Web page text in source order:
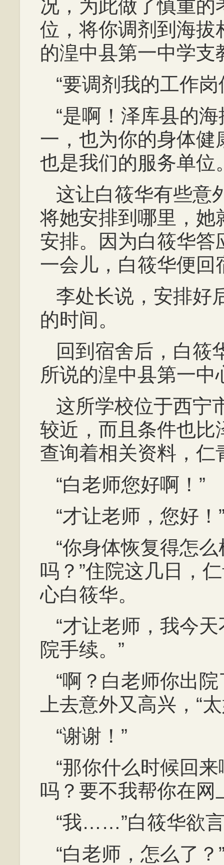
况，为此做了慎重
位，将你调剂到海拔
的湟中县第一中学支
“要调剂我的工作岗
“是啊！泽库县的
一，也为你的身体健
也是我们的服务单位
这让白筱华有些意
将她安排到哪里，她
安排。因为白筱华答
一会儿，白筱华便回
李处长说，安排好
的时间。
回到宿舍后，白筱
所说的湟中县第一中
这所学校位于西宁
较近，而且条件也比
查询着相关资料，仁
“白老师您好啊！”
“才让老师，您好！
“你身体恢复得怎
吗？”住院这几日，
心白筱华。
“才让老师，我今
院手续。”
“啊？白老师你出
上去意外又高兴，“
“谢谢！”
“那你什么时候回
吗？要不我帮你在网
“我……”白筱华欲
“白老师，怎么了？